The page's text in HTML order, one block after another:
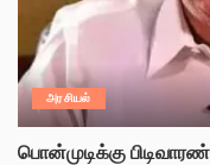
அரசியல்
பொன்முடிக்கு